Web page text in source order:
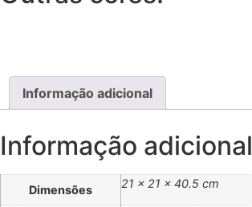
Informação adicional
Informação adicional
Dimensões 21 × 21 × 40.5 cm